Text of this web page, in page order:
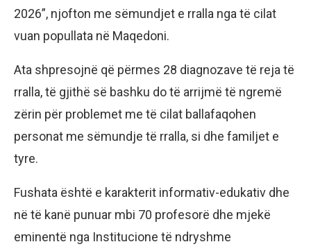
2026”, njofton me sëmundjet e rralla nga të cilat
vuan popullata në Maqedoni.
Ata shpresojnë që përmes 28 diagnozave të reja të
rralla, të gjithë së bashku do të arrijmë të ngremë
zërin për problemet me të cilat ballafaqohen
personat me sëmundje të rralla, si dhe familjet e
tyre.
Fushata është e karakterit informativ-edukativ dhe
në të kanë punuar mbi 70 profesorë dhe mjekë
eminentë nga Institucione të ndryshme